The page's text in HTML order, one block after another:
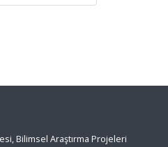
Bilimsel Araştırma Projeleri